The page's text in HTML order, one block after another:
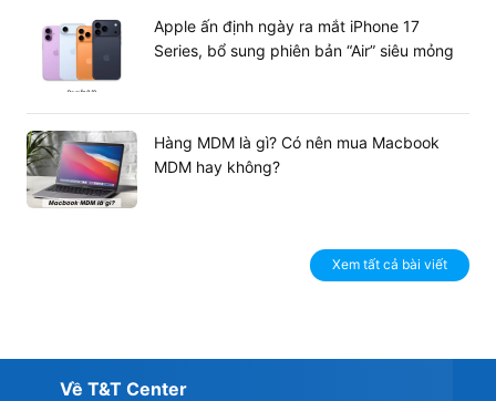
Apple ấn định ngày ra mắt iPhone 17
Series, bổ sung phiên bản “Air” siêu mỏng
Hàng MDM là gì? Có nên mua Macbook
MDM hay không?
Xem tất cả bài viết
Về T&T Center